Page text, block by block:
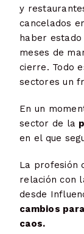
y
cancelados
haber estado
meses de
cierre. Todo
sectores un
En un
sector de la
en el que
La profesión
relación con
desde
cambios
caos.